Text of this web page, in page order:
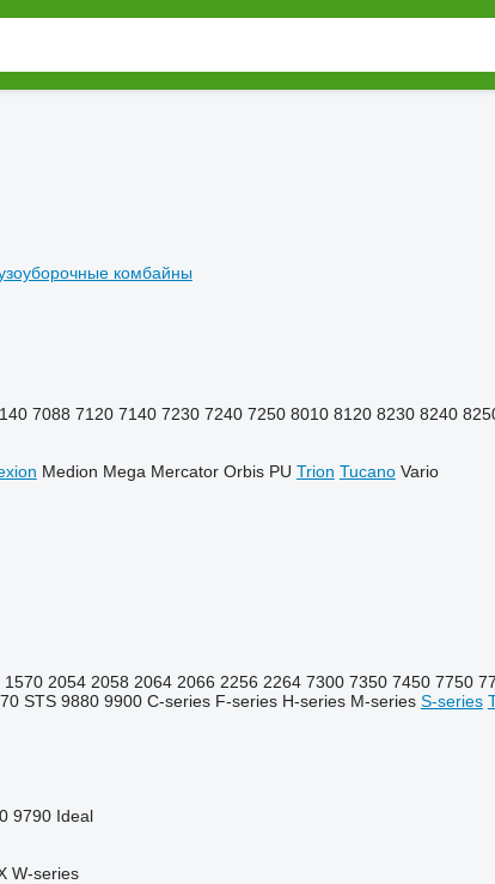
комбайны
7088 7120 7140 7230 7240 7250 8010 8120 8230 8240
Medion Mega Mercator Orbis PU Trion Tucano Vario
1570 2054 2058 2064 2066 2256 2264 7300 7350 7450 7750
STS 9880 9900 C-series F-series H-series M-series S-series
9790 Ideal
W-series